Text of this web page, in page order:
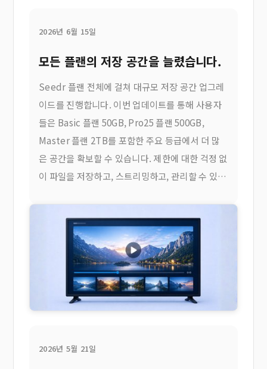
2026년 6월 15일
모든 플랜의 저장 공간을 늘렸습니다.
Seedr 플랜 전체에 걸쳐 대규모 저장 공간 업그레
이드를 진행합니다. 이번 업데이트를 통해 사용자
들은 Basic 플랜 50GB, Pro25 플랜 500GB,
Master 플랜 2TB를 포함한 주요 등급에서 더 많
은 공간을 확보할 수 있습니다. 제한에 대한 걱정 없
이 파일을 저장하고, 스트리밍하고, 관리할 수 있는
2026년 5월 21일